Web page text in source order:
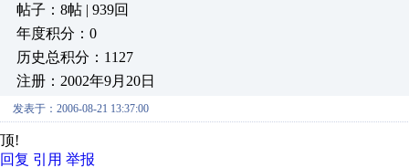
帖子：8帖 | 939回
年度积分：0
历史总积分：1127
注册：2002年9月20日
发表于：2006-08-21 13:37:00
顶!
回复 引用 举报